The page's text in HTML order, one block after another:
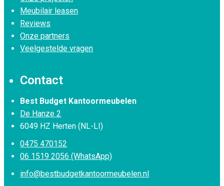
Meubilair leasen
Reviews
Onze partners
Veelgestelde vragen
Contact
Best Budget Kantoormeubelen
De Hanze 2
6049 HZ Herten (NL-LI)
0475 470152
06 1519 2056 (WhatsApp)
info@bestbudgetkantoormeubelen.nl